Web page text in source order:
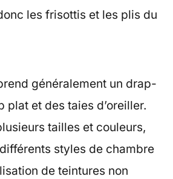
les frisottis et les plis du
généralement un drap-
plat et des taies d’oreiller.
tailles et couleurs,
styles de chambre
de teintures non